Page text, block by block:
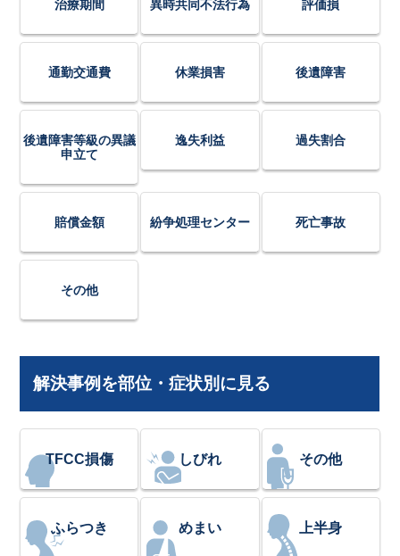
治療期間 異時共同不法行為 評価損
通勤交通費 休業損害 後遺障害
後遺障害等級の異議
申立て
逸失利益 過失割合
賠償金額 紛争処理センター 死亡事故
その他
解決事例を部位・症状別に見る
TFCC損傷 しびれ その他
ふらつき めまい 上半身